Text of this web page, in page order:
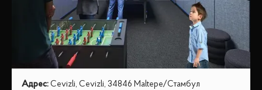
Адрес: Cevizli, Cevizli, 34846 Maltepe/Стамбул